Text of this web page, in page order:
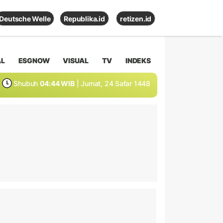
Deutsche Welle Republika.id retizen.id
ESGNOW VISUAL TV INDEKS
Shubuh 04:44 WIB | Jumat, 24 Safar 1448